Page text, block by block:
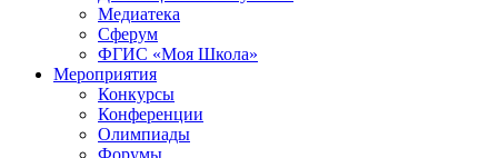
Медиатека
Сферум
ФГИС «Моя Школа»
Мероприятия
Конкурсы
Конференции
Олимпиады
Форумы